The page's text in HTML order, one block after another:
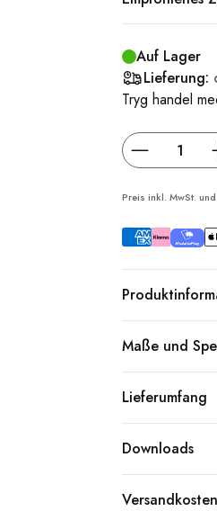
Auf Lager
Lieferung:
Tryg handel
Preis inkl. MwSt.
Maße und
Lieferumfang
Downloads
Versandkosten